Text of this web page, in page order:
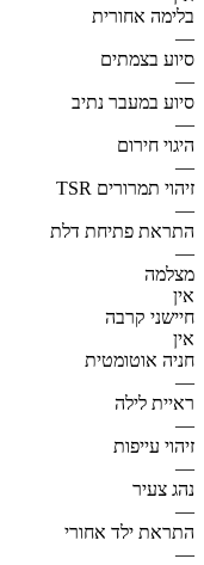
בלימה אחורית
—
סיוע בצמתים
—
סיוע במעבר נתיב
—
היגוי חירום
—
זיהוי תמרורים TSR
—
התראת פתיחת דלת
—
מצלמה
אין
חיישני קרבה
אין
חניה אוטומטית
—
ראיית לילה
—
זיהוי עייפות
—
נהג צעיר
—
התראת ילד אחורי
—